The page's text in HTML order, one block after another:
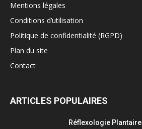
Mentions légales
Conditions d’utilisation
Politique de confidentialité (RGPD)
Plan du site
Contact
ARTICLES POPULAIRES
Réflexologie Plantaire